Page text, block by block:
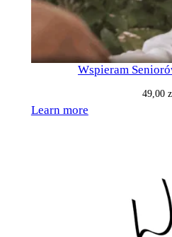
Wspieram
49,00
Learn more